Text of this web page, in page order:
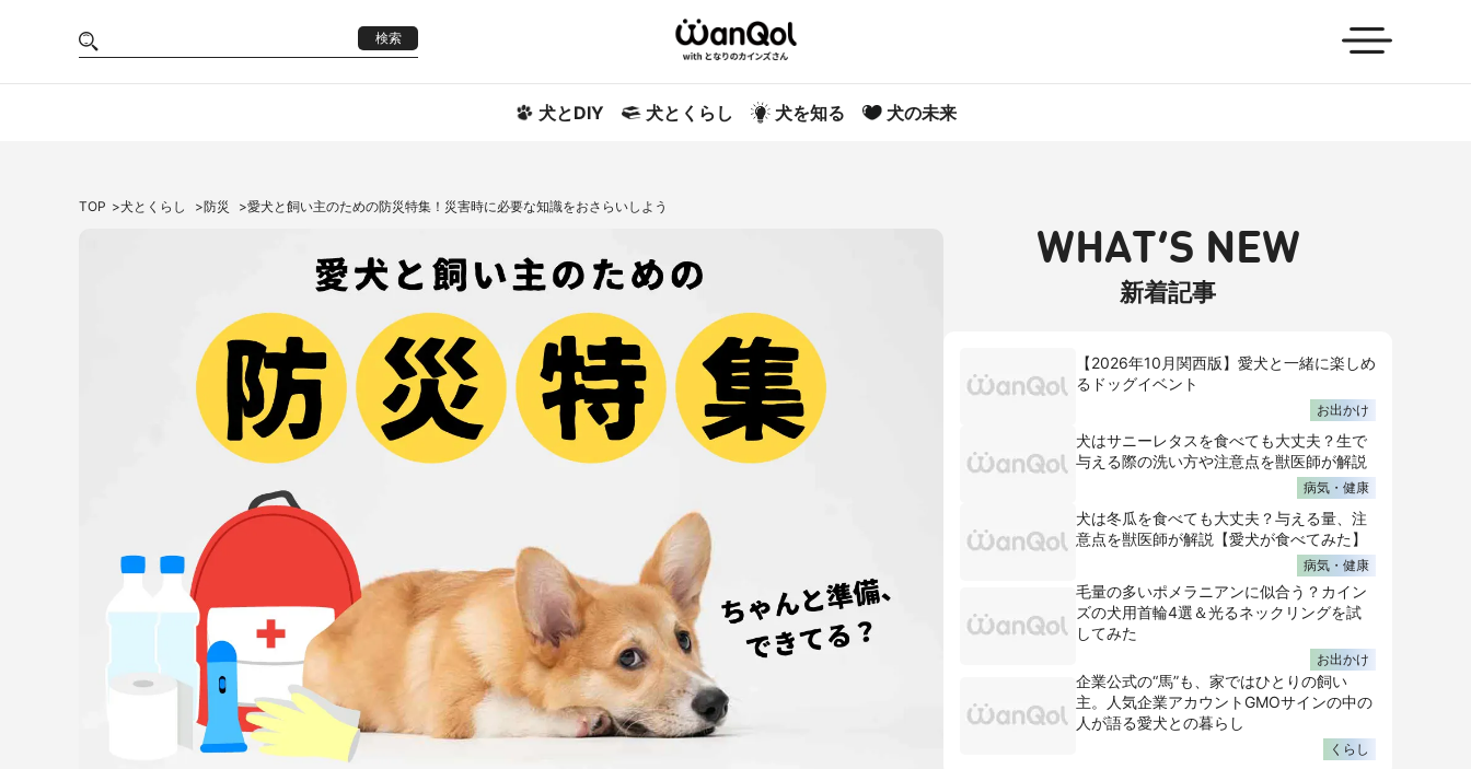
検索
犬とDIY 犬とくらし 犬を知る 犬の未来
TOP 犬とくらし 防災 愛犬と飼い主のための防災特集！災害時に必要な知識をおさらいしよう
WHAT’S NEW
新着記事
【2026年10月関西版】愛犬と一緒に楽しめ
るドッグイベント
お出かけ
犬はサニーレタスを食べても大丈夫？生で
与える際の洗い方や注意点を獣医師が解説
病気・健康
犬は冬瓜を食べても大丈夫？与える量、注
意点を獣医師が解説【愛犬が食べてみた】
病気・健康
毛量の多いポメラニアンに似合う？カイン
ズの犬用首輪4選＆光るネックリングを試
してみた
お出かけ
企業公式の“馬”も、家ではひとりの飼い
主。人気企業アカウントGMOサインの中の
人が語る愛犬との暮らし
くらし